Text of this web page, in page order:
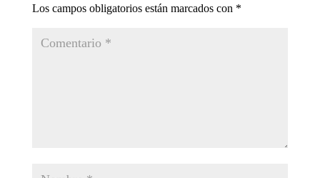
Los campos obligatorios están marcados con *